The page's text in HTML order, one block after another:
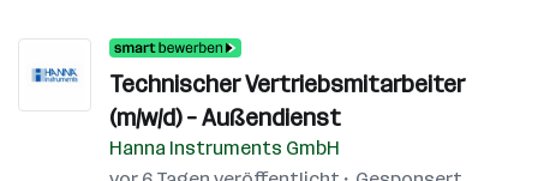
in
Technischer Vertriebsmitarbeiter
(m/w/d) – Außendienst
Hanna Instruments GmbH